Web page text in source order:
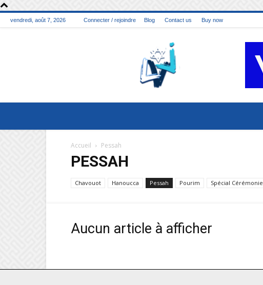
vendredi, août 7, 2026 Connecter / rejoindre Blog Contact us Buy now
La
vie
juive
Accueil Pessah
PESSAH
Chavouot Hanoucca Pessah Pourim Spécial Cérémonie
Aucun article à afficher